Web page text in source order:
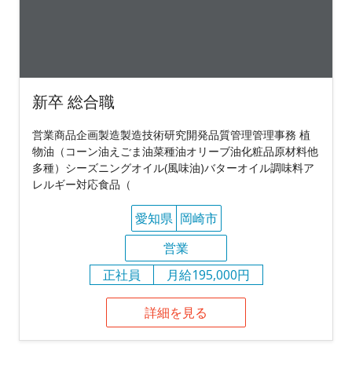
新卒 総合職
営業商品企画製造製造技術研究開発品質管理管理事務 植
物油（コーン油えごま油菜種油オリーブ油化粧品原材料他
多種）シーズニングオイル(風味油)バターオイル調味料ア
レルギー対応食品（
愛知県 岡崎市
営業
正社員
月給195,000円
詳細を見る